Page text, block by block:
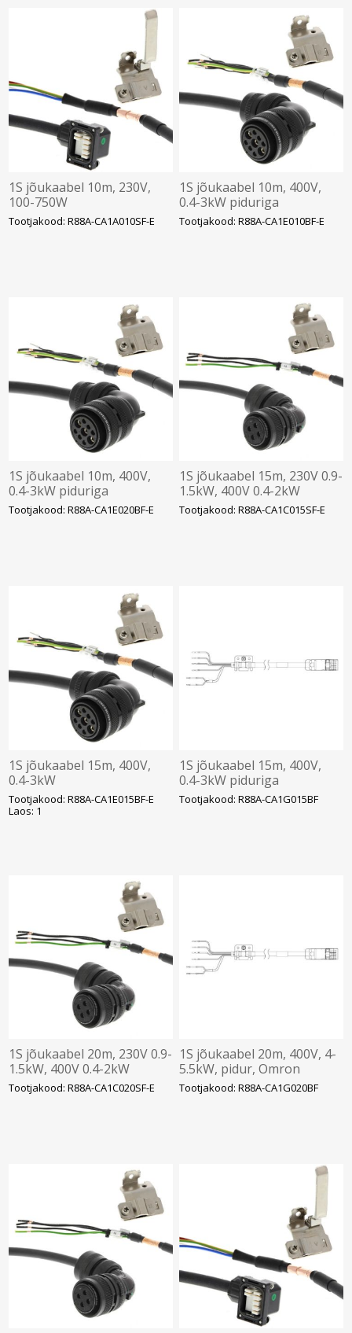
1S jõukaabel 10m, 230V,
100-750W
Tootjakood: R88A-CA1A010SF-E
1S jõukaabel 10m, 400V,
0.4-3kW piduriga
Tootjakood: R88A-CA1E010BF-E
1S jõukaabel 10m, 400V,
0.4-3kW piduriga
Tootjakood: R88A-CA1E020BF-E
1S jõukaabel 15m, 230V 0.9-
1.5kW, 400V 0.4-2kW
Tootjakood: R88A-CA1C015SF-E
1S jõukaabel 15m, 400V,
0.4-3kW
Tootjakood: R88A-CA1E015BF-E
Laos: 1
1S jõukaabel 15m, 400V,
0.4-3kW piduriga
Tootjakood: R88A-CA1G015BF
1S jõukaabel 20m, 230V 0.9-
1.5kW, 400V 0.4-2kW
Tootjakood: R88A-CA1C020SF-E
1S jõukaabel 20m, 400V, 4-
5.5kW, pidur, Omron
Tootjakood: R88A-CA1G020BF